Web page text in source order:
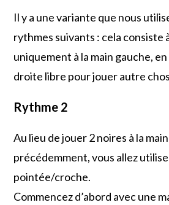
Il y a une variante que nous
rythmes suivants : cela consiste
uniquement à la main gauche,
droite libre pour jouer autre
Rythme 2
Au lieu de jouer 2 noires à la
précédemment, vous allez
pointée/croche.
Commencez d’abord avec une